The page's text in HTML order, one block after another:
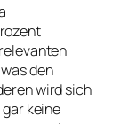
den
wird sich
keine